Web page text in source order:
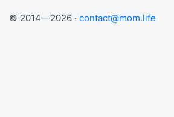
© 2014—2026 · contact@mom.life